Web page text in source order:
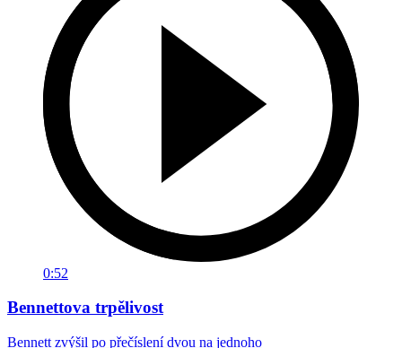
0:52
Bennettova trpělivost
Bennett zvýšil po přečíslení dvou na jednoho